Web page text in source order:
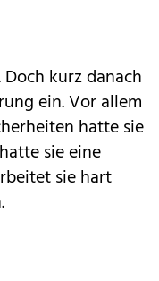
kurz danach
ein. Vor allem
hatte sie
sie eine
sie hart